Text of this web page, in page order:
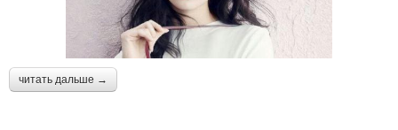
читать дальше →